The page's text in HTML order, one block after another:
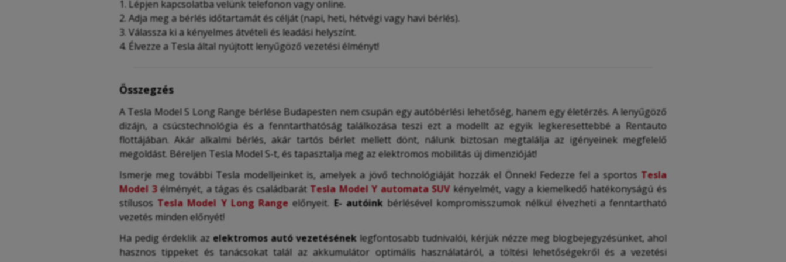
Lépjen kapcsolatba velünk telefonon vagy online.
Adja meg a bérlés időtartamát és célját (napi, heti, hétvégi vagy havi bérlés).
Válassza ki a kényelmes átvételi és leadási helyszínt.
Élvezze a Tesla által nyújtott lenyűgöző vezetési élményt!
Összegzés
A Tesla Model S Long Range bérlése Budapesten nem csupán egy autóbérlési lehetőség, hanem egy életérzés. A lenyűgöző
dizájn, a csúcstechnológia és a fenntarthatóság találkozása teszi ezt a modellt az egyik legkeresettebbé a Rentauto
flottájában. Akár alkalmi bérlés, akár tartós bérlet mellett dönt, nálunk biztosan megtalálja az igényeinek megfelelő
megoldást. Béreljen Tesla Model S-t, és tapasztalja meg az elektromos mobilitás új dimenzióját!
Ismerje meg további Tesla modelljeinket is, amelyek a jövő technológiáját hozzák el Önnek! Fedezze fel a sportos Tesla
Model 3élményét, a tágas és családbarát Tesla Model Y automata SUVkényelmét, vagy a kiemelkedő hatékonyságú és
stílusos Tesla Model Y Long Range előnyeit. E- autóinkbérlésével kompromisszumok nélkül élvezheti a fenntartható
vezetés minden előnyét!
Ha pedig érdeklik az elektromos autó vezetésének legfontosabb tudnivalói, kérjük nézze meg blogbejegyzésünket, ahol
hasznos tippeket és tanácsokat talál az akkumulátor optimális használatáról, a töltési lehetőségekről és a vezetési